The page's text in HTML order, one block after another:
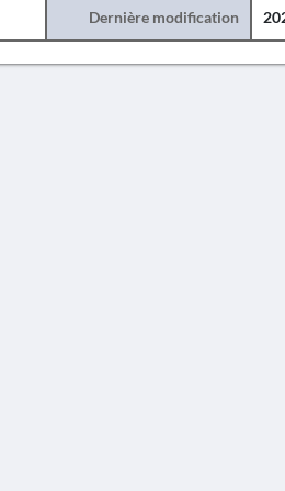
Dernière modification